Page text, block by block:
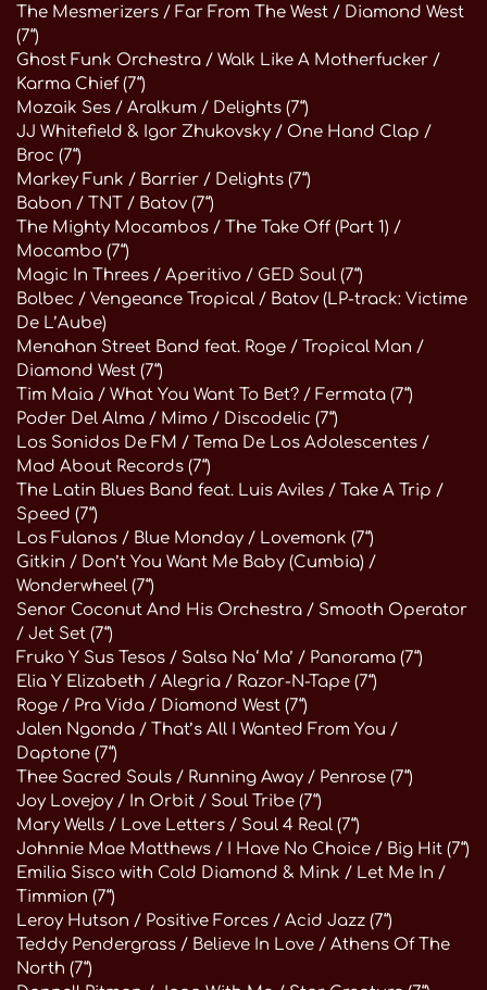
The Mesmerizers / Far From The West / Diamond West
(7“)
Ghost Funk Orchestra / Walk Like A Motherfucker /
Karma Chief (7“)
Mozaik Ses / Aralkum / Delights (7“)
JJ Whitefield & Igor Zhukovsky / One Hand Clap /
Broc (7“)
Markey Funk / Barrier / Delights (7“)
Babon / TNT / Batov (7“)
The Mighty Mocambos / The Take Off (Part 1) /
Mocambo (7“)
Magic In Threes / Aperitivo / GED Soul (7“)
Bolbec / Vengeance Tropical / Batov (LP-track: Victime
De L’Aube)
Menahan Street Band feat. Roge / Tropical Man /
Diamond West (7“)
Tim Maia / What You Want To Bet? / Fermata (7“)
Poder Del Alma / Mimo / Discodelic (7“)
Los Sonidos De FM / Tema De Los Adolescentes /
Mad About Records (7“)
The Latin Blues Band feat. Luis Aviles / Take A Trip /
Speed (7“)
Los Fulanos / Blue Monday / Lovemonk (7“)
Gitkin / Don’t You Want Me Baby (Cumbia) /
Wonderwheel (7“)
Senor Coconut And His Orchestra / Smooth Operator
/ Jet Set (7“)
Fruko Y Sus Tesos / Salsa Na‘ Ma’ / Panorama (7“)
Elia Y Elizabeth / Alegria / Razor-N-Tape (7“)
Roge / Pra Vida / Diamond West (7“)
Jalen Ngonda / That’s All I Wanted From You /
Daptone (7“)
Thee Sacred Souls / Running Away / Penrose (7“)
Joy Lovejoy / In Orbit / Soul Tribe (7“)
Mary Wells / Love Letters / Soul 4 Real (7“)
Johnnie Mae Matthews / I Have No Choice / Big Hit (7“)
Emilia Sisco with Cold Diamond & Mink / Let Me In /
Timmion (7“)
Leroy Hutson / Positive Forces / Acid Jazz (7“)
Teddy Pendergrass / Believe In Love / Athens Of The
North (7“)